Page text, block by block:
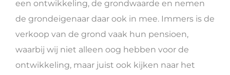
een ontwikkeling, de grondwaarde en nemen
de grondeigenaar daar ook in mee. Immers is de
verkoop van de grond vaak hun pensioen,
waarbij wij niet alleen oog hebben voor de
ontwikkeling, maar juist ook kijken naar het